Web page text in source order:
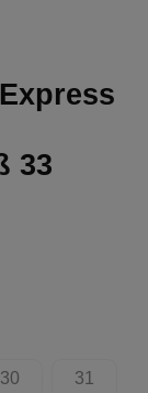
33
nicht verfügbar.)
ist zurzeit nicht
30
(Diese Option ist
31
(Diese